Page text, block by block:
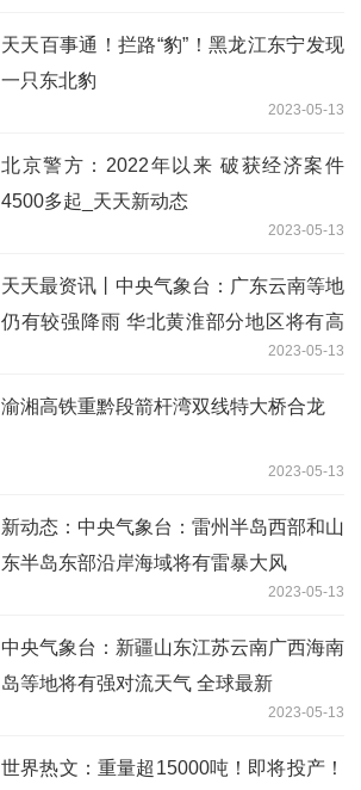
天天百事通！拦路“豹”！黑龙江东宁发现
一只东北豹
2023-05-13
北京警方：2022年以来 破获经济案件
4500多起_天天新动态
2023-05-13
天天最资讯丨中央气象台：广东云南等地
仍有较强降雨 华北黄淮部分地区将有高
2023-05-13
渝湘高铁重黔段箭杆湾双线特大桥合龙
2023-05-13
新动态：中央气象台：雷州半岛西部和山
东半岛东部沿岸海域将有雷暴大风
2023-05-13
中央气象台：新疆山东江苏云南广西海南
岛等地将有强对流天气 全球最新
2023-05-13
世界热文：重量超15000吨！即将投产！